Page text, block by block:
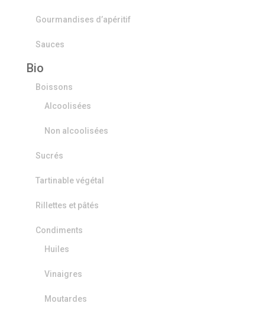
Gourmandises d’apéritif
Sauces
Bio
Boissons
Alcoolisées
Non alcoolisées
Sucrés
Tartinable végétal
Rillettes et pâtés
Condiments
Huiles
Vinaigres
Moutardes